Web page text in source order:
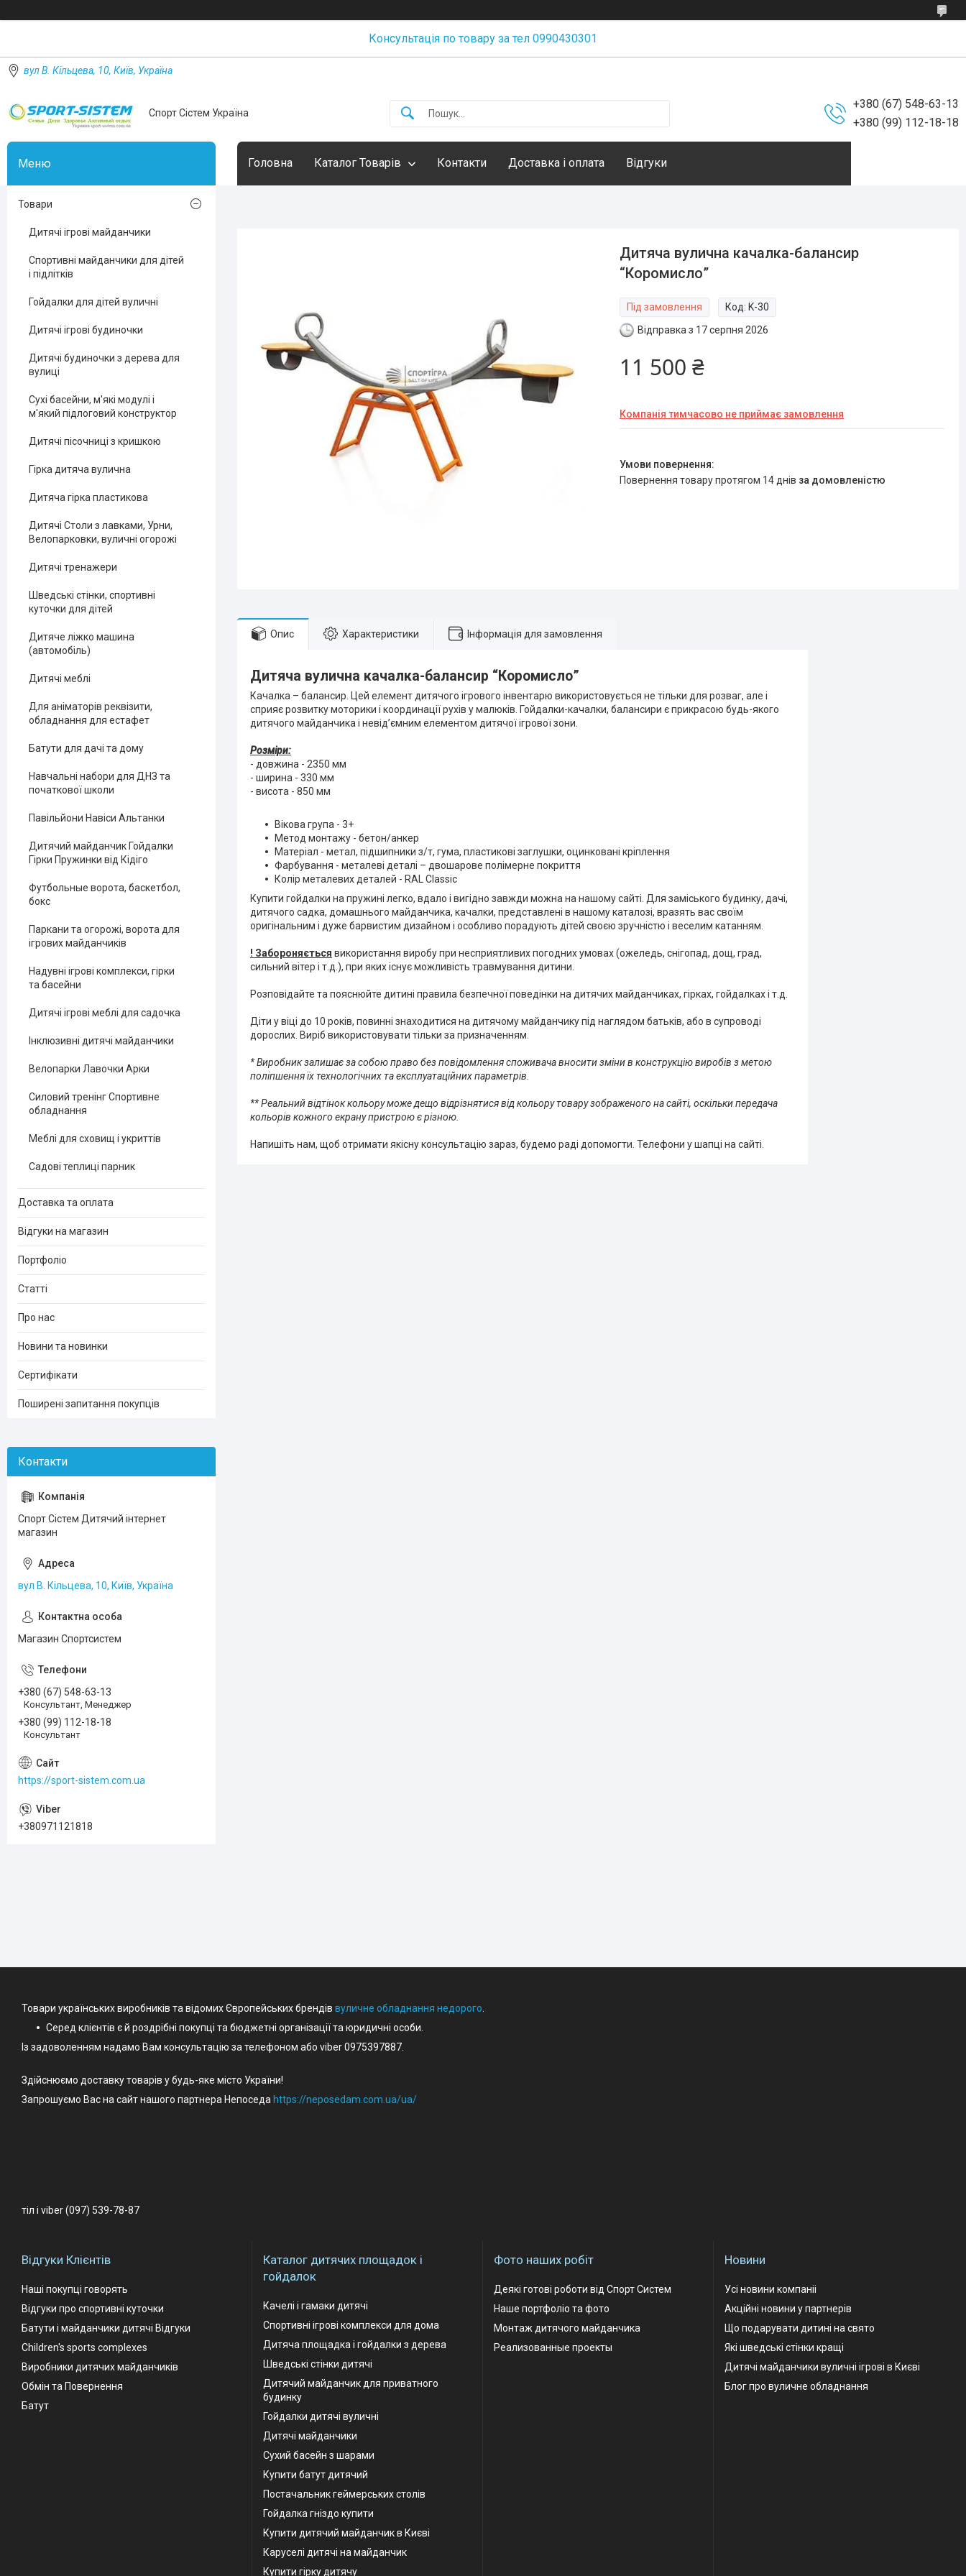
Консультація по товару за тел 0990430301
вул В. Кільцева, 10, Київ, Україна
Спорт Сістем Україна
+380 (67) 548-63-13
+380 (99) 112-18-18
Головна Каталог Товарів Контакти Доставка і оплата Відгуки
Дитяча вулична качалка-балансир
“Коромисло”
Під замовлення Код: K-30
Відправка з 17 серпня 2026
11 500 ₴
Компанія тимчасово не приймає замовлення
повернення товару протягом 14 днів за домовленістю
Опис Характеристики Інформація для замовлення
Дитяча вулична качалка-балансир “Коромисло”
Качалка – балансир. Цей елемент дитячого ігрового інвентарю використовується не тільки для розваг, але і
сприяє розвитку моторики і координації рухів у малюків. Гойдалки-качалки, балансири є прикрасою будь-якого
дитячого майданчика і невід’ємним елементом дитячої ігрової зони.
Розміри:
- довжина - 2350 мм
- ширина - 330 мм
- висота - 850 мм
Вікова група - 3+
Метод монтажу - бетон/анкер
Матеріал - метал, підшипники з/т, гума, пластикові заглушки, оцинковані кріплення
Фарбування - металеві деталі – двошарове полімерне покриття
Колір металевих деталей - RAL Classic
Купити гойдалки на пружині легко, вдало і вигідно завжди можна на нашому сайті. Для заміського будинку, дачі,
дитячого садка, домашнього майданчика, качалки, представлені в нашому каталозі, вразять вас своїм
оригінальним і дуже барвистим дизайном і особливо порадують дітей своєю зручністю і веселим катанням.
! Забороняється використання виробу при несприятливих погодних умовах (ожеледь, снігопад, дощ, град,
сильний вітер і т.д.), при яких існує можливість травмування дитини.
Розповідайте та пояснюйте дитині правила безпечної поведінки на дитячих майданчиках, гірках, гойдалках і т.д.
Діти у віці до 10 років, повинні знаходитися на дитячому майданчику під наглядом батьків, або в супроводі
дорослих. Виріб використовувати тільки за призначенням.
* Виробник залишає за собою право без повідомлення споживача вносити зміни в конструкцію виробів з метою
поліпшення їх технологічних та експлуатаційних параметрів.
** Реальний відтінок кольору може дещо відрізнятися від кольору товару зображеного на сайті, оскільки передача
кольорів кожного екрану пристрою є різною.
Напишіть нам, щоб отримати якісну консультацію зараз, будемо раді допомогти. Телефони у шапці на сайті.
Товари
Дитячі ігрові майданчики
Спортивні майданчики для дітей
і підлітків
Гойдалки для дітей вуличні
Дитячі ігрові будиночки
Дитячі будиночки з дерева для
вулиці
Сухі басейни, м'які модулі і
м'який підлоговий конструктор
Дитячі пісочниці з кришкою
Гірка дитяча вулична
Дитяча гірка пластикова
Дитячі Столи з лавками, Урни,
Велопарковки, вуличні огорожі
Дитячі тренажери
Шведські стінки, спортивні
куточки для дітей
Дитяче ліжко машина
(автомобіль)
Дитячі меблі
Для аніматорів реквізити,
обладнання для естафет
Батути для дачі та дому
Навчальні набори для ДНЗ та
початкової школи
Павільйони Навіси Альтанки
Дитячий майданчик Гойдалки
Гірки Пружинки від Кідіго
Футбольные ворота, баскетбол,
бокс
Паркани та огорожі, ворота для
ігрових майданчиків
Надувні ігрові комплекси, гірки
та басейни
Дитячі ігрові меблі для садочка
Інклюзивні дитячі майданчики
Велопарки Лавочки Арки
Силовий тренінг Спортивне
обладнання
Меблі для сховищ і укриттів
Садові теплиці парник
Доставка та оплата
Відгуки на магазин
Портфоліо
Статті
Про нас
Новини та новинки
Сертифікати
Поширені запитання покупців
Спорт Сістем Дитячий інтернет
магазин
вул В. Кільцева, 10, Київ, Україна
Магазин Спортсистем
+380 (67) 548-63-13
Консультант, Менеджер
+380 (99) 112-18-18
Консультант
https://sport-sistem.com.ua
+380971121818
Товари українських виробників та відомих Європейських брендів вуличне обладнання недорого
Серед клієнтів є й роздрібні покупці та бюджетні організації та юридичні особи.
Із задоволенням надамо Вам консультацію за телефоном або viber 0975397887.
Здійснюємо доставку товарів у будь-яке місто України!
Запрошуємо Вас на сайт нашого партнера Непоседа https://neposedam.com.ua/ua/
тіл і viber (097) 539-78-87
Відгуки Клієнтів
Наші покупці говорять
Відгуки про спортивні куточки
Батути і майданчики дитячі Відгуки
Children's sports complexes
Виробники дитячих майданчиків
Обмін та Повернення
Батут
Каталог дитячих площадок і
гойдалок
Качелі і гамаки дитячі
Спортивні ігрові комплекси для дома
Дитяча площадка і гойдалки з дерева
Шведські стінки дитячі
Дитячий майданчик для приватного
будинку
Гойдалки дитячі вуличні
Дитячі майданчики
Сухий басейн з шарами
Купити батут дитячий
Постачальник геймерських столів
Гойдалка гніздо купити
Купити дитячий майданчик в Києві
Каруселі дитячі на майданчик
Купити гірку дитячу
Фото наших робіт
Деякі готові роботи від Спорт Систем
Наше портфоліо та фото
Монтаж дитячого майданчика
Реализованные проекты
Новини
Усі новини компаніі
Акційні новини у партнерів
Що подарувати дитині на свято
Які шведські стінки кращі
Дитячі майданчики вуличні ігрові в Києві
Блог про вуличне обладнання